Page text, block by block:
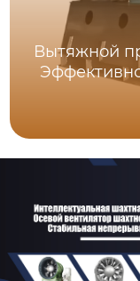
Вытяжной